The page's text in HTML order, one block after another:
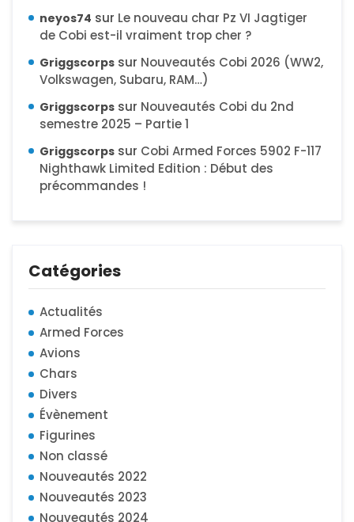
neyos74 sur Le nouveau char Pz VI Jagtiger
de Cobi est-il vraiment trop cher ?
Griggscorps sur Nouveautés Cobi 2026 (WW2,
Volkswagen, Subaru, RAM…)
Griggscorps sur Nouveautés Cobi du 2nd
semestre 2025 – Partie 1
Griggscorps sur Cobi Armed Forces 5902 F-117
Nighthawk Limited Edition : Début des
précommandes !
Catégories
Actualités
Armed Forces
Avions
Chars
Divers
Évènement
Figurines
Non classé
Nouveautés 2022
Nouveautés 2023
Nouveautés 2024